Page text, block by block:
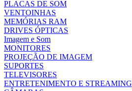
PLACAS DE SOM
VENTOINHAS
MEMÓRIAS RAM
DRIVES ÓPTICAS
Imagem e Som
MONITORES
PROJEÇÃO DE IMAGEM
SUPORTES
TELEVISORES
ENTRETENIMENTO E STREAMING